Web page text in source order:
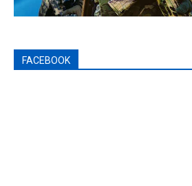
FACEBOOK